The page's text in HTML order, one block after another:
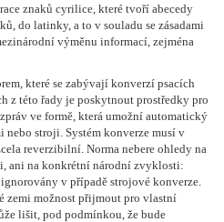
znaků cyrilice, které tvoří abecedy
do latinky, a to v souladu se zásadami
výměnu informací, zejména
které se zabývají konverzí psacích
z této řady je poskytnout prostředky pro
ve formě, která umožní automatický
stroji. Systém konverze musí v
reverzibilní. Norma nebere ohledy na
ani na konkrétní národní zvyklosti:
v případě strojové konverze.
zemi možnost přijmout pro vlastní
lišit, pod podmínkou, že bude